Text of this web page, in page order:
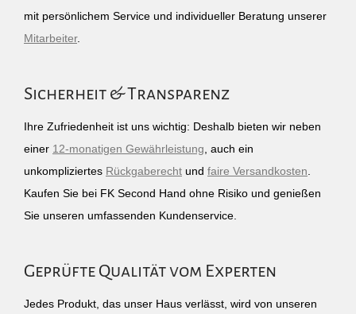
mit persönlichem Service und individueller Beratung unserer
Mitarbeiter.
Sicherheit & Transparenz
Ihre Zufriedenheit ist uns wichtig: Deshalb bieten wir neben
einer 12-monatigen Gewährleistung , auch ein
unkompliziertes Rückgaberecht und faire Versandkosten
Kaufen Sie bei FK Second Hand ohne Risiko und genießen
Sie unseren umfassenden Kundenservice.
Geprüfte Qualität vom Experten
Jedes Produkt, das unser Haus verlässt, wird von unseren